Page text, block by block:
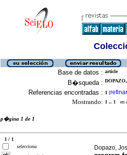
Base de datos : article
B�squeda :
Referencias encontradas : 1 [refinar
Mostrando: 1 .. 1 en
p�gina 1 de 1
1 / 1
selecciona
Dopazo,